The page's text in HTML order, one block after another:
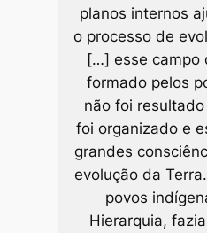
planos internos
o processo de
[…] esse campo
formado pelos
não foi
foi organizado e
grandes
evolução da
povos
Hierarquia,